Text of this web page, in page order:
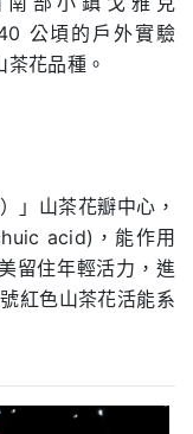
公頃的戶外實驗
花品種。
」山茶花瓣中心，
acid)，能作用
留住年輕活力，進
紅色山茶花活能系